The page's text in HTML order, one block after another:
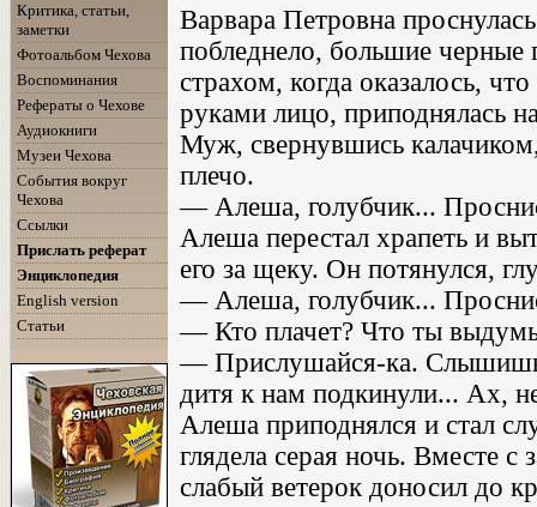
Критика, статьи,
заметки
Фотоальбом Чехова
Воспоминания
Рефераты о Чехове
Аудиокниги
Музеи Чехова
События вокруг
Чехова
Ссылки
Прислать реферат
Энциклопедия
English version
Статьи
Варвара Петровна
побледнело, большие черные
страхом, когда оказалось,
руками лицо, приподнялась
Муж, свернувшись
плечо.
— Алеша, голубчик...
Алеша перестал храпеть и
его за щеку. Он потянулся,
— Алеша, голубчик...
— Кто плачет? Что ты
— Прислушайся-ка.
дитя к нам подкинули... Ах,
Алеша приподнялся и стал
глядела серая ночь. Вместе
слабый ветерок доносил до